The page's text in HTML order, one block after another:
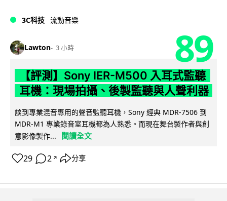
3C科技 流動音樂
Lawton 3 小時 89
【評測】Sony IER-M500 入耳式監聽
耳機：現場拍攝、後製監聽與人聲利器
談到專業混音專用的聲音監聽耳機，Sony 經典 MDR-7506 到
MDR-M1 專業錄音室耳機都為人熟悉。而現在舞台製作者與創
意影像製作...
閱讀全文
29 2 ↗ 分享